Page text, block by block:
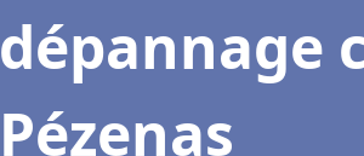
dépannage
Pézenas